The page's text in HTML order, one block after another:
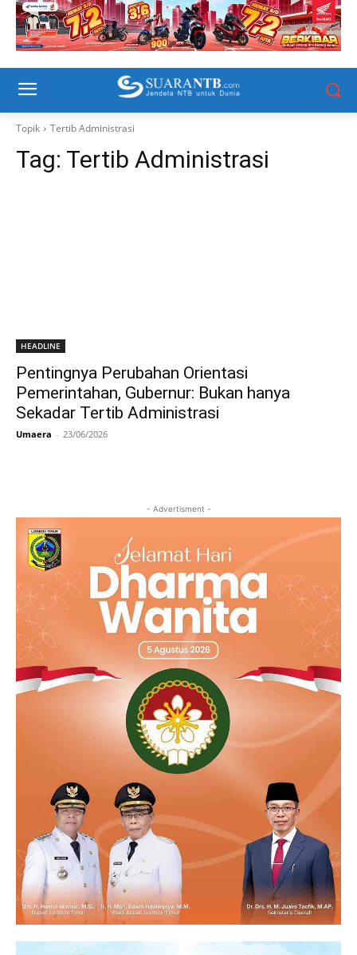
Topik Tertib Administrasi
Tag: Tertib Administrasi
HEADLINE
Pentingnya Perubahan Orientasi
Pemerintahan, Gubernur: Bukan hanya
Sekadar Tertib Administrasi
Umaera - 23/06/2026
- Advertisment -